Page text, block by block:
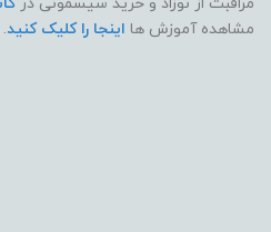
مشاهده آموزش ها اینجا را کلیک کنید.